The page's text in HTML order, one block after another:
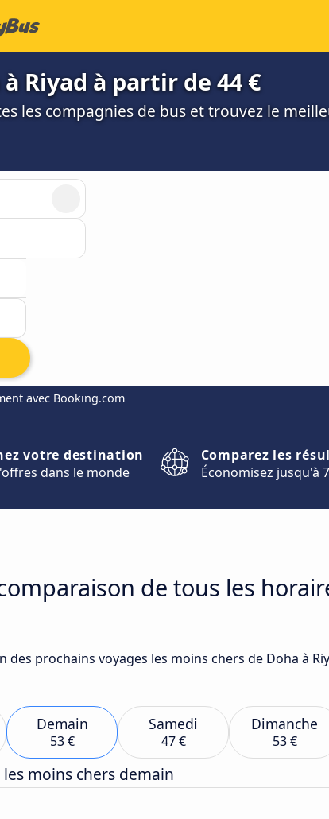
Riyad à partir de 44 €
les compagnies de bus et trouvez le
avec Booking.com
votre destination
dans le monde
Comparez les
Économisez jusqu'à
de tous les
des prochains voyages les moins chers de Doha à
Demain
53 €
Samedi
47 €
Dimanche
53 €
moins chers demain